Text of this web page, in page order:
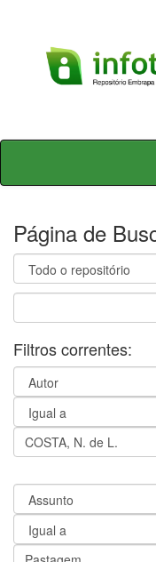
Skip
Página de
Filtros correntes: